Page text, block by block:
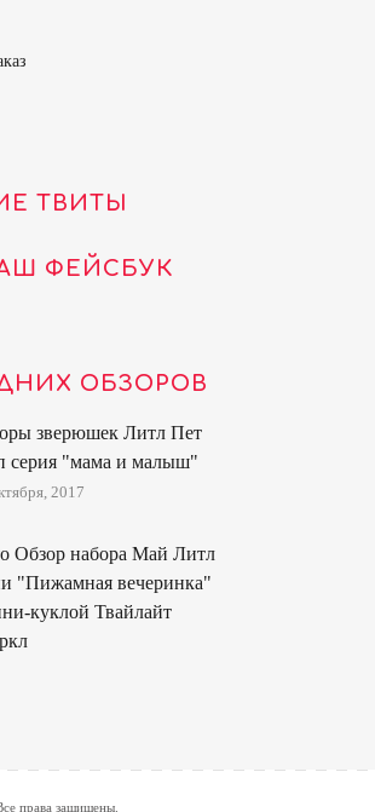
ТВИТЫ
ФЕЙСБУК
ОБЗОРОВ
зверюшек Литл Пет
серия "мама и малыш"
2017
Обзор набора Май Литл
"Пижамная вечеринка"
куклой Твайлайт
права защищены.